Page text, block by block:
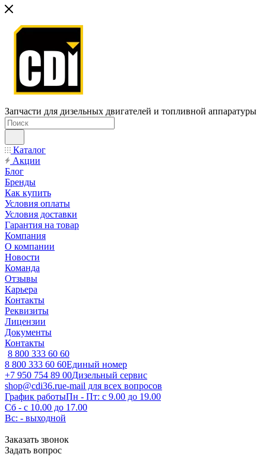
Запчасти для дизельных двигателей и топливной аппаратуры
Каталог
Акции
Блог
Бренды
Как купить
Условия оплаты
Условия доставки
Гарантия на товар
Компания
О компании
Новости
Команда
Отзывы
Карьера
Контакты
Реквизиты
Лицензии
Документы
Контакты
8 800 333 60 60
8 800 333 60 60Единый номер
+7 950 754 89 00Дизельный сервис
shop@cdi36.rue-mail для всех вопросов
График работыПн - Пт: с 9.00 до 19.00
Сб - с 10.00 до 17.00
Вс: - выходной
Заказать звонок
Задать вопрос